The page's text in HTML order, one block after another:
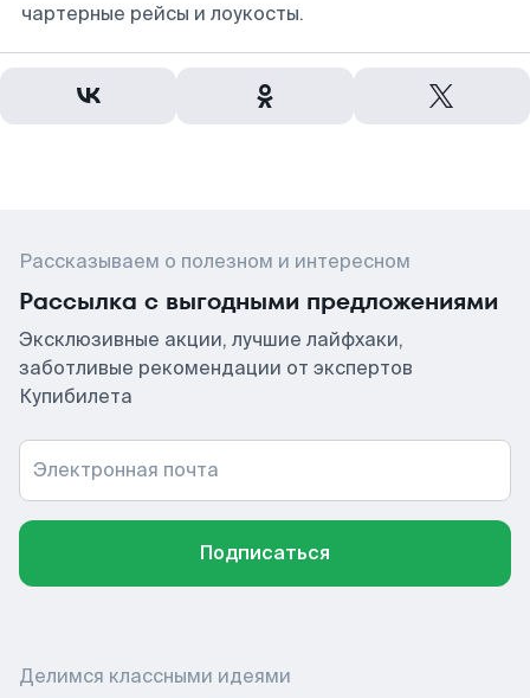
чартерные рейсы и лоукосты.
Рассказываем о полезном и интересном
Рассылка с выгодными предложениями
Эксклюзивные акции, лучшие лайфхаки,
заботливые рекомендации от экспертов
Купибилета
Электронная почта
Подписаться
Делимся классными идеями